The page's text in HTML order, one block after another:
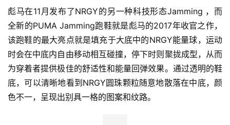
彪马在11月发布了NRGY的另一种科技形态Jamming ，而
全新的PUMA Jamming跑鞋就是彪马的2017年收官之作，
该跑鞋的最大亮点就是填充于大底中的NRGY能量球，运动
时会在中底内自由移动相互碰撞，停下时则聚拢成型，从而
为穿着者提供极佳的舒适性和能量回弹效果。通过透明的鞋
底，可以清晰地看到NRGY圆珠颗粒随意地散落在中底，颜
色不一，呈现出别具一格的图案和纹路。